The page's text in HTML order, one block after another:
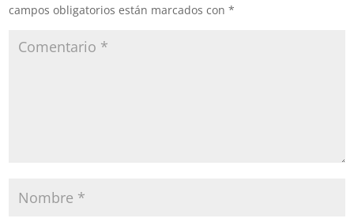
campos obligatorios están marcados con*